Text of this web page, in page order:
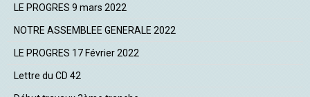
LE PROGRES 9 mars 2022
NOTRE ASSEMBLEE GENERALE 2022
LE PROGRES 17 Février 2022
Lettre du CD 42